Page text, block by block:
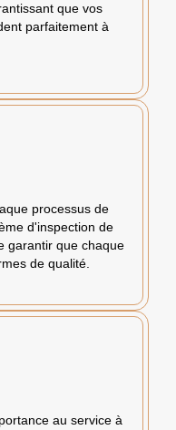
que vos
parfaitement à
processus de
d'inspection de
garantir que chaque
de qualité.
au service à